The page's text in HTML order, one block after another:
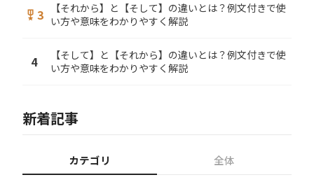
military_tech 3
【それから】と【そして】の違いとは？例文付きで使
い方や意味をわかりやすく解説
4
【そして】と【それから】の違いとは？例文付きで使
い方や意味をわかりやすく解説
新着記事
カテゴリ 全体